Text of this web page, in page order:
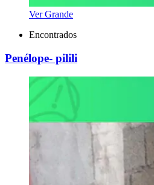
Ver Grande
Encontrados
Penélope- pilili